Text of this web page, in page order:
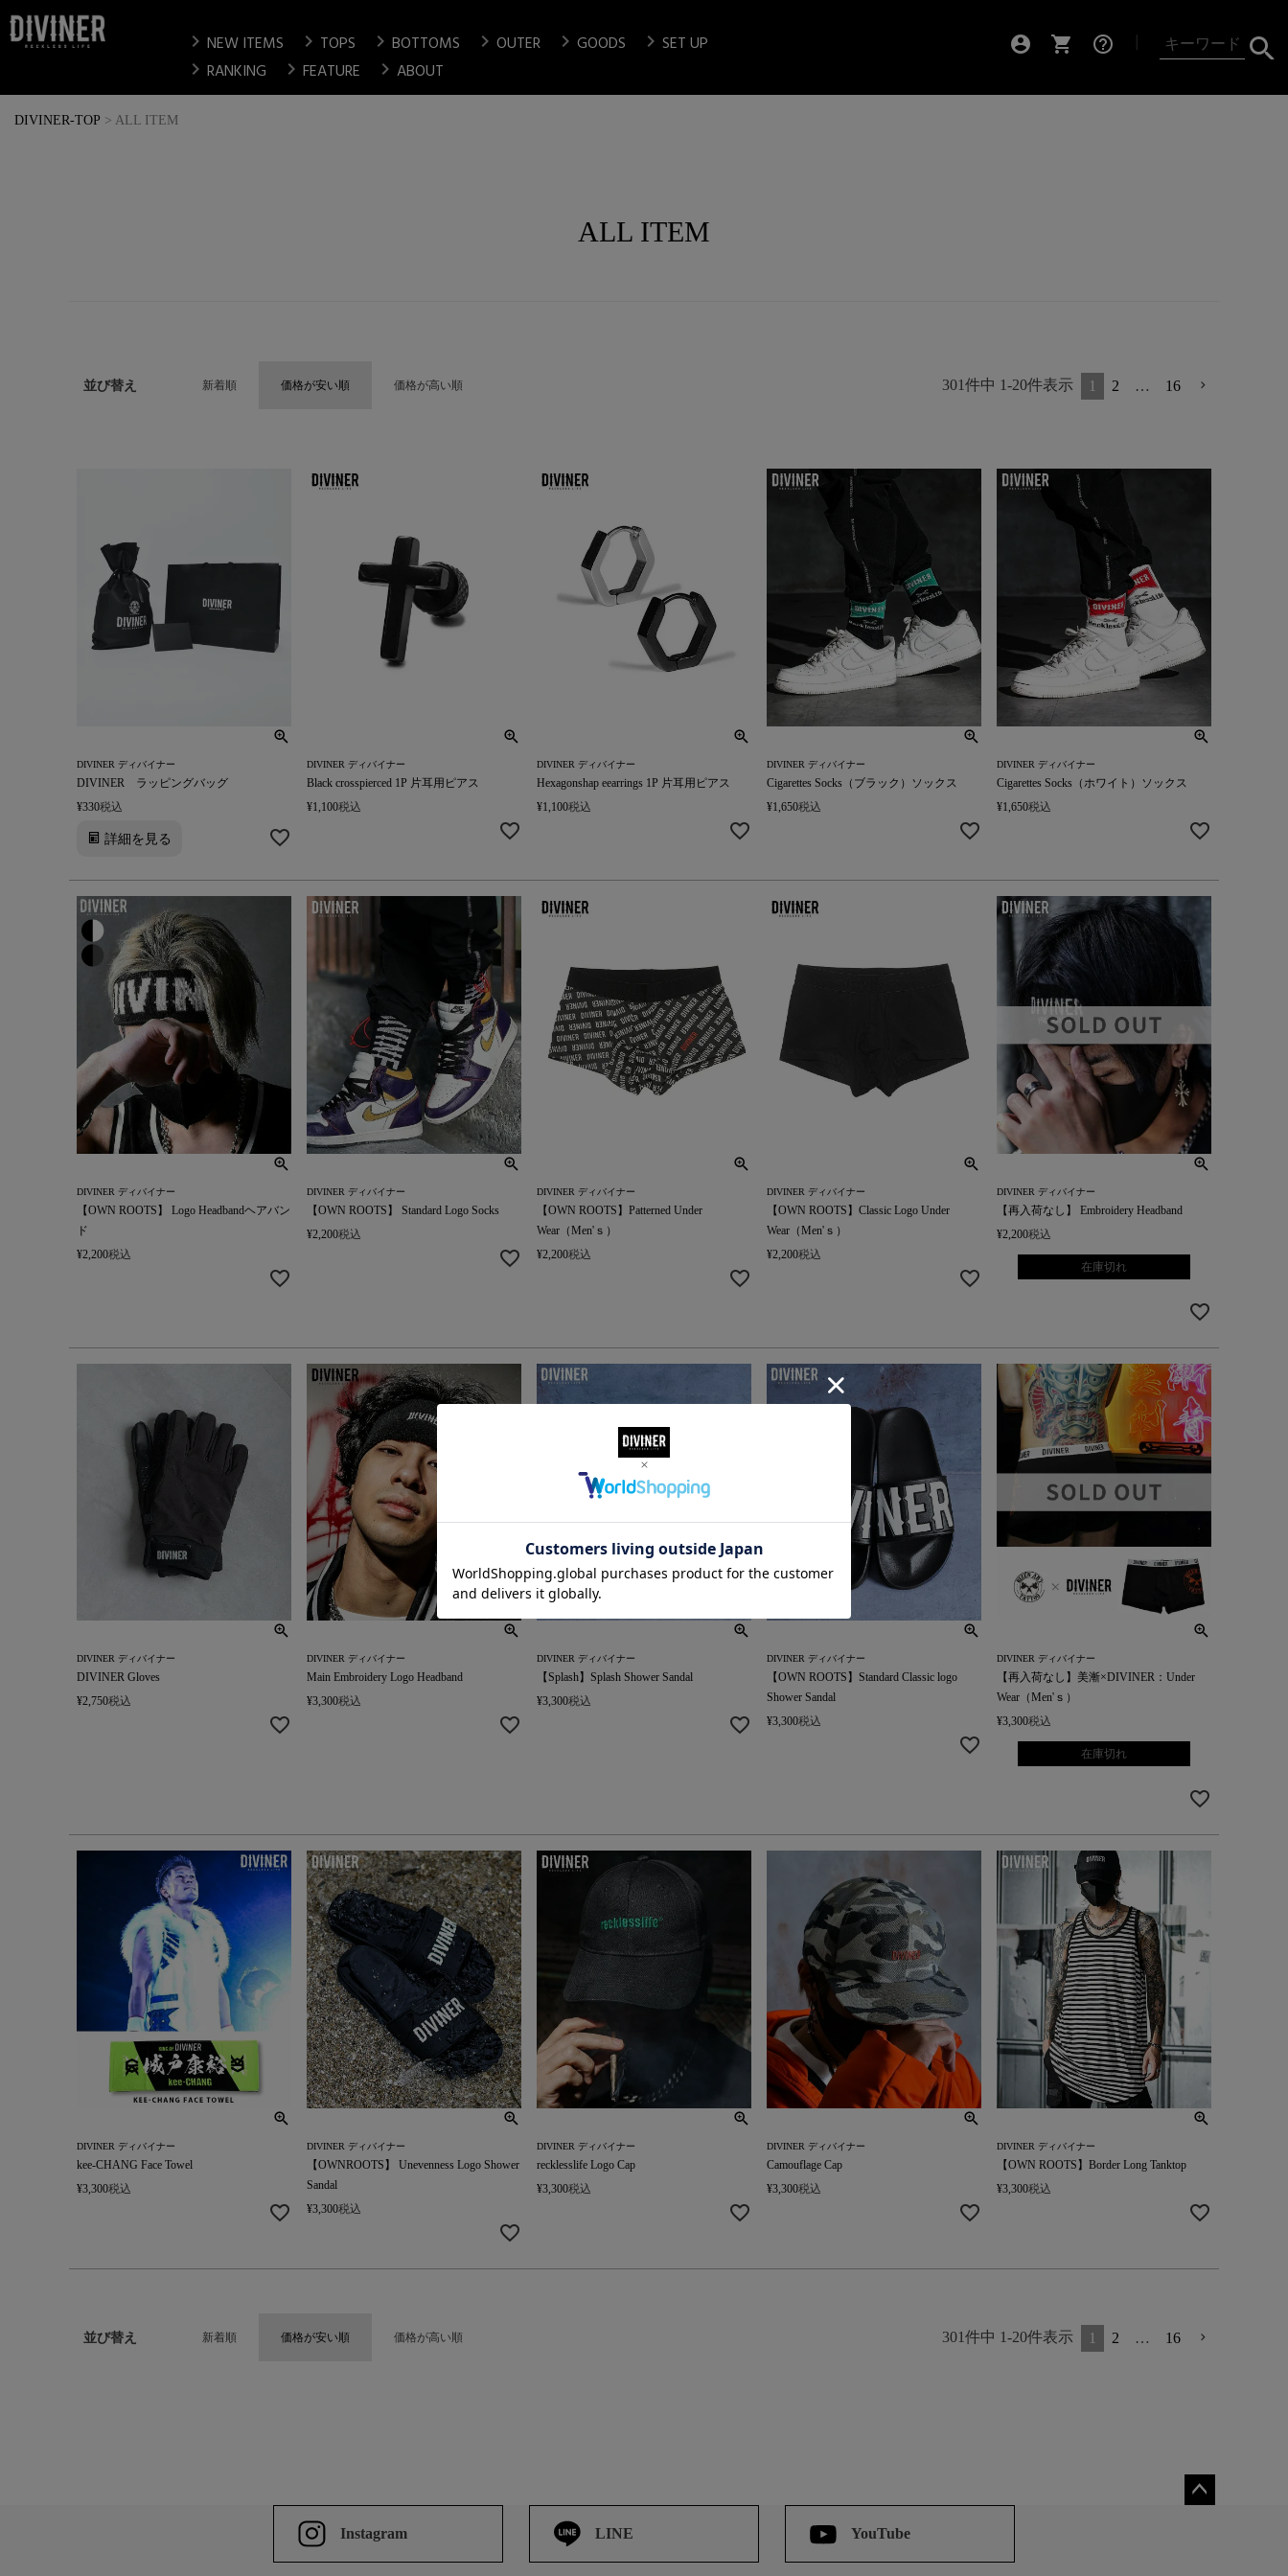
chevron_right NEW ITEMS chevron_right TOPS chevron_right BOTTOMS chevron_right OUTER chevron_right GOODS chevron_right SET UP
chevron_right RANKING chevron_right FEATURE chevron_right ABOUT
account_circle shopping_cart help_outline
DIVINER-TOP ALL ITEM
ALL ITEM
並び替え 新着順 価格が安い順 価格が高い順 301件中 1-20件表示 1 2 … 16
DIVINER ディバイナー
DIVINER ラッピングバッグ
¥330税込
詳細を見る
DIVINER ディバイナー
Black crosspierced 1P 片耳用ピアス
¥1,100税込
DIVINER ディバイナー
Hexagonshap eearrings 1P 片耳用ピアス
¥1,100税込
DIVINER ディバイナー
Cigarettes Socks（ブラック）ソックス
¥1,650税込
DIVINER ディバイナー
Cigarettes Socks（ホワイト）ソックス
¥1,650税込
DIVINER ディバイナー
【OWN ROOTS】 Logo Headbandヘアバン
ド
¥2,200税込
DIVINER ディバイナー
【OWN ROOTS】 Standard Logo Socks
¥2,200税込
DIVINER ディバイナー
【OWN ROOTS】Patterned Under
Wear（Men'ｓ）
¥2,200税込
DIVINER ディバイナー
【OWN ROOTS】Classic Logo Under
Wear（Men'ｓ）
¥2,200税込
DIVINER ディバイナー
【再入荷なし】 Embroidery Headband
¥2,200税込
在庫切れ
DIVINER ディバイナー
DIVINER Gloves
¥2,750税込
DIVINER ディバイナー
Main Embroidery Logo Headband
¥3,300税込
DIVINER ディバイナー
【Splash】Splash Shower Sandal
¥3,300税込
DIVINER ディバイナー
【OWN ROOTS】Standard Classic logo
Shower Sandal
¥3,300税込
DIVINER ディバイナー
【再入荷なし】美漸×DIVINER：Under
Wear（Men'ｓ）
¥3,300税込
在庫切れ
DIVINER ディバイナー
kee-CHANG Face Towel
¥3,300税込
DIVINER ディバイナー
【OWNROOTS】 Unevenness Logo Shower
Sandal
¥3,300税込
DIVINER ディバイナー
recklesslife Logo Cap
¥3,300税込
DIVINER ディバイナー
Camouflage Cap
¥3,300税込
DIVINER ディバイナー
【OWN ROOTS】Border Long Tanktop
¥3,300税込
並び替え 新着順 価格が安い順 価格が高い順 301件中 1-20件表示 1 2 … 16
Instagram LINE YouTube